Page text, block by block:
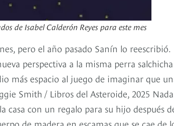
de Isabel Calderón Reyes para este mes
pero el año pasado Sanín lo reescribió.
perspectiva a la misma perra
más espacio al juego de imaginar que
Smith / Libros del Asteroide, 2025
casa con un regalo para su hijo después
de madera en escamas que se cae de